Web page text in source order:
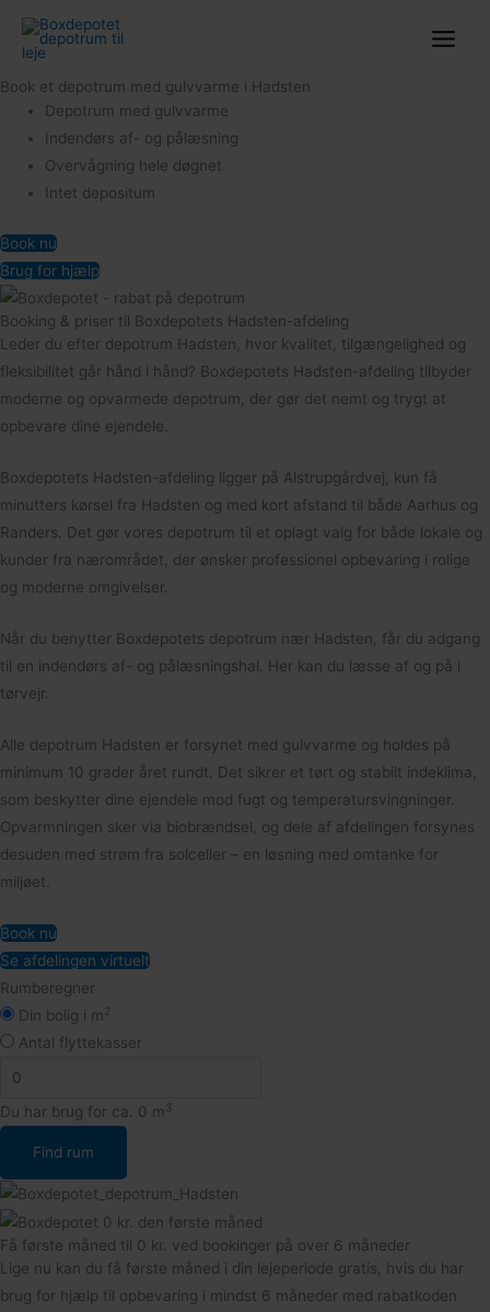
indholdet
Book et depotrum med gulvvarme i Hadsten
Depotrum med gulvvarme
Indendørs af- og pålæsning
Overvågning hele døgnet
Intet depositum
Book nu
Brug for hjælp
Booking & priser til Boxdepotets Hadsten-afdeling
Leder du efter depotrum Hadsten, hvor kvalitet, tilgængelighed og
fleksibilitet går hånd i hånd? Boxdepotets Hadsten-afdeling tilbyder
moderne og opvarmede depotrum, der gør det nemt og trygt at
opbevare dine ejendele.
Boxdepotets Hadsten-afdeling ligger på Alstrupgårdvej, kun få
minutters kørsel fra Hadsten og med kort afstand til både Aarhus og
Randers. Det gør vores depotrum til et oplagt valg for både lokale og
kunder fra nærområdet, der ønsker professionel opbevaring i rolige
og moderne omgivelser.
Når du benytter Boxdepotets depotrum nær Hadsten, får du adgang
til en indendørs af- og pålæsningshal. Her kan du læsse af og på i
tørvejr.
Alle depotrum Hadsten er forsynet med gulvvarme og holdes på
minimum 10 grader året rundt. Det sikrer et tørt og stabilt indeklima,
som beskytter dine ejendele mod fugt og temperatursvingninger.
Opvarmningen sker via biobrændsel, og dele af afdelingen forsynes
desuden med strøm fra solceller – en løsning med omtanke for
miljøet.
Book nu
Se afdelingen virtuelt
Rumberegner
Din bolig i m2
Antal flyttekasser
Du har brug for ca. 0 m3
Få første måned til 0 kr. ved bookinger på over 6 måneder
Lige nu kan du få første måned i din lejeperiode gratis, hvis du har
brug for hjælp til opbevaring i mindst 6 måneder med rabatkoden